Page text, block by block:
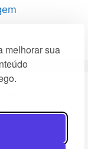
melhorar sua
os direitos